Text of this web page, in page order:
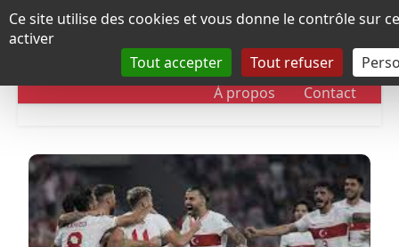
Panneau de gestion des cookies
Ce site utilise des cookies et vous donne le contrôle sur
activer
Tout accepter
Tout refuser
DOSSIERS CHRONOLOGIE
À propos Contact